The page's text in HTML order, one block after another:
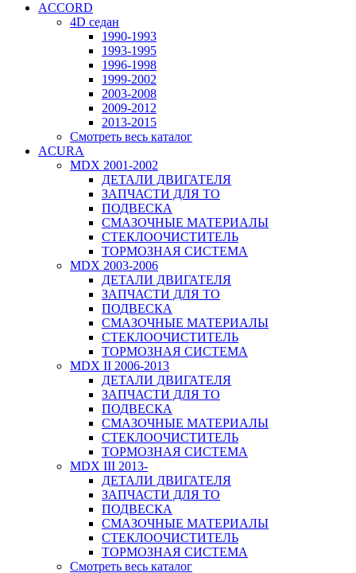
ACCORD
4D седан
1990-1993
1993-1995
1996-1998
1999-2002
2003-2008
2009-2012
2013-2015
Смотреть весь каталог
ACURA
MDX 2001-2002
ДЕТАЛИ ДВИГАТЕЛЯ
ЗАПЧАСТИ ДЛЯ ТО
ПОДВЕСКА
СМАЗОЧНЫЕ МАТЕРИАЛЫ
СТЕКЛООЧИСТИТЕЛЬ
ТОРМОЗНАЯ СИСТЕМА
MDX 2003-2006
ДЕТАЛИ ДВИГАТЕЛЯ
ЗАПЧАСТИ ДЛЯ ТО
ПОДВЕСКА
СМАЗОЧНЫЕ МАТЕРИАЛЫ
СТЕКЛООЧИСТИТЕЛЬ
ТОРМОЗНАЯ СИСТЕМА
MDX II 2006-2013
ДЕТАЛИ ДВИГАТЕЛЯ
ЗАПЧАСТИ ДЛЯ ТО
ПОДВЕСКА
СМАЗОЧНЫЕ МАТЕРИАЛЫ
СТЕКЛООЧИСТИТЕЛЬ
ТОРМОЗНАЯ СИСТЕМА
MDX III 2013-
ДЕТАЛИ ДВИГАТЕЛЯ
ЗАПЧАСТИ ДЛЯ ТО
ПОДВЕСКА
СМАЗОЧНЫЕ МАТЕРИАЛЫ
СТЕКЛООЧИСТИТЕЛЬ
ТОРМОЗНАЯ СИСТЕМА
Смотреть весь каталог